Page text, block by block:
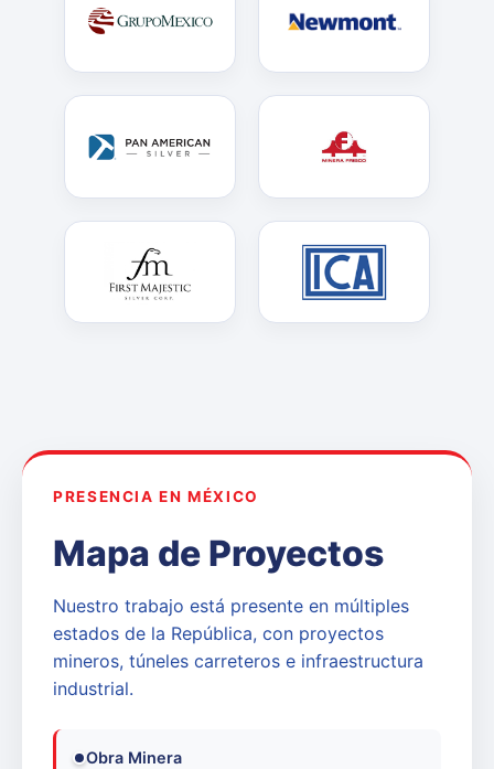
PRESENCIA EN MÉXICO
Mapa de Proyectos
Nuestro trabajo está presente en múltiples
estados de la República, con proyectos
mineros, túneles carreteros e infraestructura
industrial.
Obra Minera